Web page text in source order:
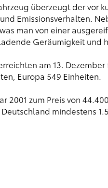
überzeugt der vor
Emissionsverhalten.
man von einer
Geräumigkeit und
am 13.
Europa 549 Einheiten.
2001 zum Preis von
mindestens